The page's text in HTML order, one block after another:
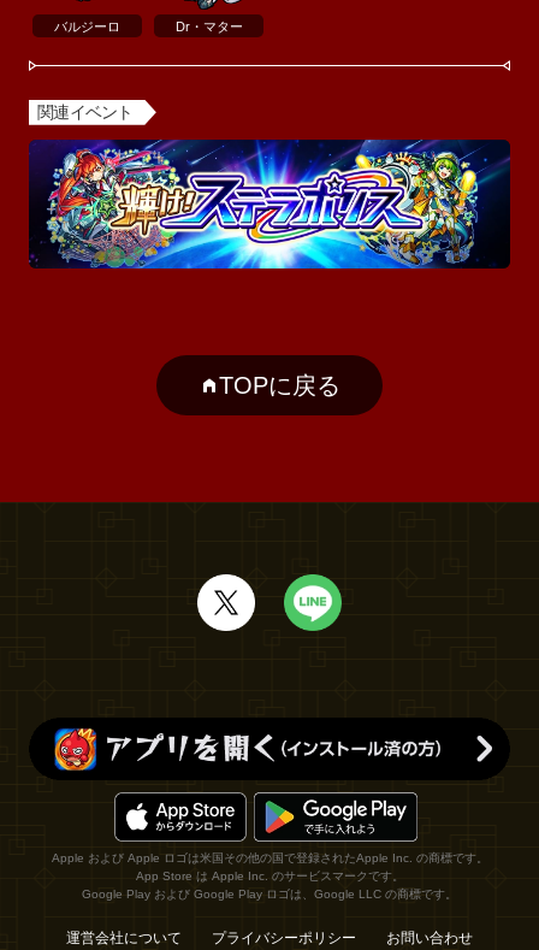
バルジーロ Dr・マター
関連イベント
TOPに戻る
Apple および Apple ロゴは米国その他の国で登録されたApple Inc. の商標です。
App Store は Apple Inc. のサービスマークです。
Google Play および Google Play ロゴは、Google LLC の商標です。
運営会社について プライバシーポリシー お問い合わせ